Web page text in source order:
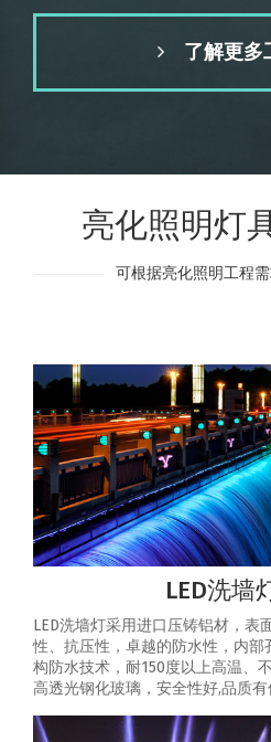
了解更多
亮化照明灯
可根据亮化照明工程
LED洗墙
LED洗墙灯采用进口压铸铝材，表
性、抗压性，卓越的防水性，内
构防水技术，耐150度以上高温、
高透光钢化玻璃，安全性好,品质有